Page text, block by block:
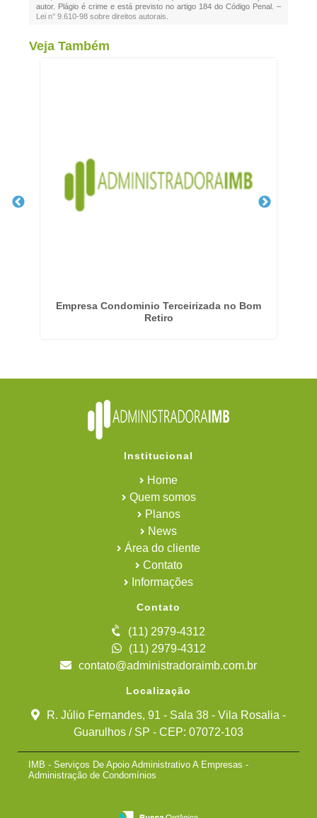
autor. Plágio é crime e está previsto no artigo 184 do Código Penal. –
Lei n° 9.610-98 sobre direitos autorais
Veja Também
Empresa Condominio Terceirizada no Bom
Retiro
Institucional
Home
Quem somos
Planos
News
Área do cliente
Contato
Informações
Contato
(11) 2979-4312
(11) 2979-4312
contato@administradoraimb.com.br
Localização
R. Júlio Fernandes, 91 - Sala 38 - Vila Rosalia -
Guarulhos / SP - CEP: 07072-103
IMB - Serviços De Apoio Administrativo A Empresas -
Administração de Condomínios